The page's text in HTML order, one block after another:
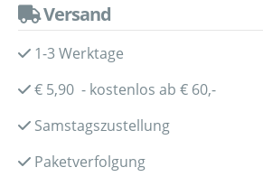
Versand
1-3 Werktage
€ 5,90 - kostenlos ab € 60,-
Samstagszustellung
Paketverfolgung